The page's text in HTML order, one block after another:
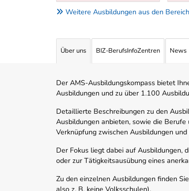
Weitere Ausbildungen aus den
Über uns BIZ-BerufsInfoZentren News
Der AMS-Ausbildungskompass bietet
Ausbildungen und zu über 1.100
Detaillierte Beschreibungen zu den
Ausbildungen anbieten, sowie die
Verknüpfung zwischen Ausbildungen
Der Fokus liegt dabei auf Ausbildungen,
oder zur Tätigkeitsausübung eines
Zu den einzelnen Ausbildungen finden